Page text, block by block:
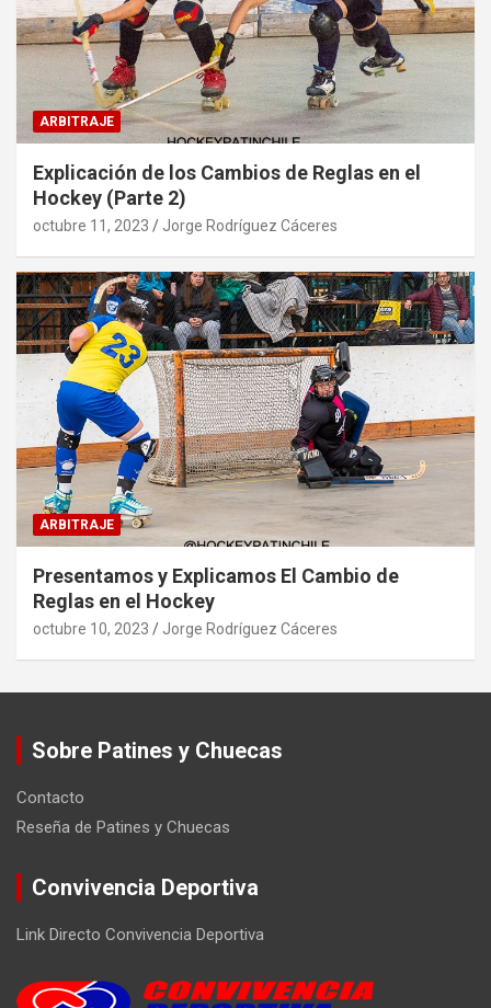
ARBITRAJE
Explicación de los Cambios de Reglas en el
Hockey (Parte 2)
octubre 11, 2023 Jorge Rodríguez Cáceres
ARBITRAJE
Presentamos y Explicamos El Cambio de
Reglas en el Hockey
octubre 10, 2023 Jorge Rodríguez Cáceres
Sobre Patines y Chuecas
Contacto
Reseña de Patines y Chuecas
Convivencia Deportiva
Link Directo Convivencia Deportiva